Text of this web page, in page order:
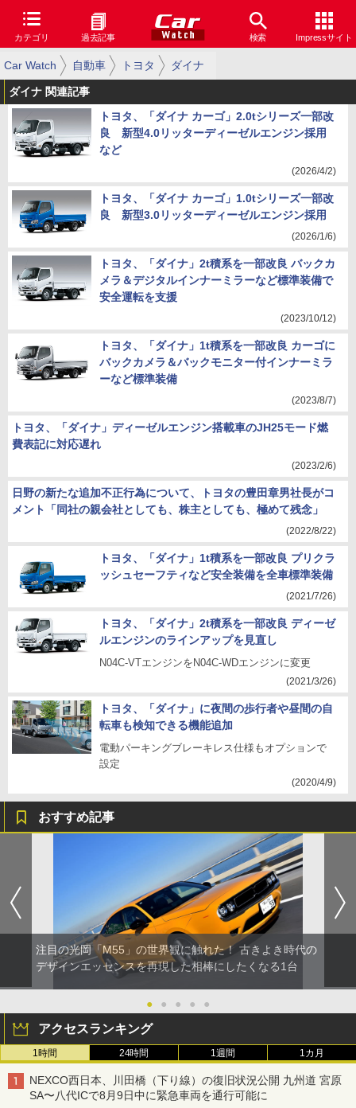
カテゴリ 過去記事 検索 Impressサイト
Car Watch 自動車 トヨタ ダイナ
ダイナ 関連記事
トヨタ、「ダイナ カーゴ」2.0tシリーズ一部改
良 新型4.0リッターディーゼルエンジン採用
など
(2026/4/2)
トヨタ、「ダイナ カーゴ」1.0tシリーズ一部改
良 新型3.0リッターディーゼルエンジン採用
(2026/1/6)
トヨタ、「ダイナ」2t積系を一部改良 バックカ
メラ＆デジタルインナーミラーなど標準装備で
安全運転を支援
(2023/10/12)
トヨタ、「ダイナ」1t積系を一部改良 カーゴに
バックカメラ＆バックモニター付インナーミラ
ーなど標準装備
(2023/8/7)
トヨタ、「ダイナ」ディーゼルエンジン搭載車のJH25モード燃
費表記に対応遅れ
(2023/2/6)
日野の新たな追加不正行為について、トヨタの豊田章男社長がコ
メント「同社の親会社としても、株主としても、極めて残念」
(2022/8/22)
トヨタ、「ダイナ」1t積系を一部改良 プリクラ
ッシュセーフティなど安全装備を全車標準装備
(2021/7/26)
トヨタ、「ダイナ」2t積系を一部改良 ディーゼ
ルエンジンのラインアップを見直し
N04C-VTエンジンをN04C-WDエンジンに変更
(2021/3/26)
トヨタ、「ダイナ」に夜間の歩行者や昼間の自
転車も検知できる機能追加
電動パーキングブレーキレス仕様もオプションで
設定
(2020/4/9)
おすすめ記事
注目の光岡「M55」の世界観に触れた！ 古きよき時代の
デザインエッセンスを再現した相棒にしたくなる1台
● ● ● ● ●
アクセスランキング
1時間 24時間 1週間 1カ月
NEXCO西日本、川田橋（下り線）の復旧状況公開 九州道 宮原
SA〜八代ICで8月9日中に緊急車両を通行可能に